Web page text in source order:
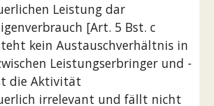
Leistung dar
[Art. 5 Bst. c
kein Austauschverhältnis in
Leistungserbringer und -
die Aktivität
irrelevant und fällt nicht